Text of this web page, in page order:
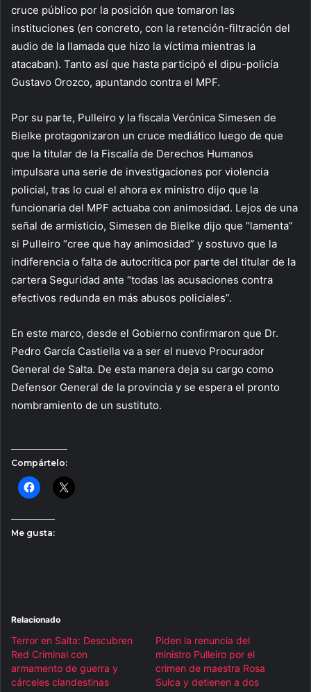
cruce público por la posición que tomaron las
instituciones (en concreto, con la retención-filtración del
audio de la llamada que hizo la víctima mientras la
atacaban). Tanto así que hasta participó el dipu-policía
Gustavo Orozco, apuntando contra el MPF.
Por su parte, Pulleiro y la fiscala Verónica Simesen de
Bielke protagonizaron un cruce mediático luego de que
que la titular de la Fiscalía de Derechos Humanos
impulsara una serie de investigaciones por violencia
policial, tras lo cual el ahora ex ministro dijo que la
funcionaria del MPF actuaba con animosidad. Lejos de una
señal de armisticio, Simesen de Bielke dijo que “lamenta”
si Pulleiro “cree que hay animosidad” y sostuvo que la
indiferencia o falta de autocrítica por parte del titular de la
cartera Seguridad ante “todas las acusaciones contra
efectivos redunda en más abusos policiales”.
En este marco, desde el Gobierno confirmaron que Dr.
Pedro García Castiella va a ser el nuevo Procurador
General de Salta. De esta manera deja su cargo como
Defensor General de la provincia y se espera el pronto
nombramiento de un sustituto.
Compártelo:
Me gusta:
Relacionado
Terror en Salta: Descubren
Red Criminal con
armamento de guerra y
cárceles clandestinas
Piden la renuncia del
ministro Pulleiro por el
crimen de maestra Rosa
Sulca y detienen a dos